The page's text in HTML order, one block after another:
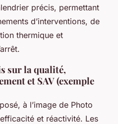
précis, permettant
d’interventions, de
thermique et
sur la qualité,
et SAV (exemple
à l’image de Photo
et réactivité. Les